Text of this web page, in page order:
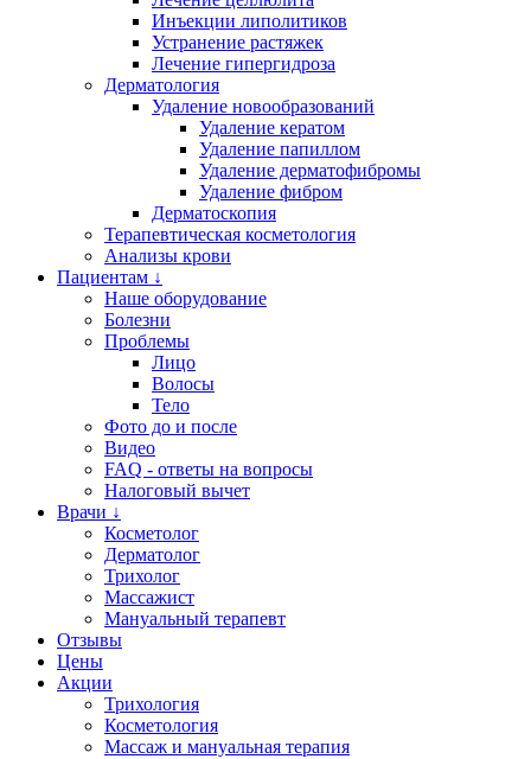
Инъекции липолитиков
Устранение растяжек
Лечение гипергидроза
Дерматология
Удаление новообразований
Удаление кератом
Удаление папиллом
Удаление дерматофибромы
Удаление фибром
Дерматоскопия
Терапевтическая косметология
Анализы крови
Пациентам ↓
Наше оборудование
Болезни
Проблемы
Лицо
Волосы
Тело
Фото до и после
Видео
FAQ - ответы на вопросы
Налоговый вычет
Врачи ↓
Косметолог
Дерматолог
Трихолог
Массажист
Мануальный терапевт
Отзывы
Цены
Акции
Трихология
Косметология
Массаж и мануальная терапия